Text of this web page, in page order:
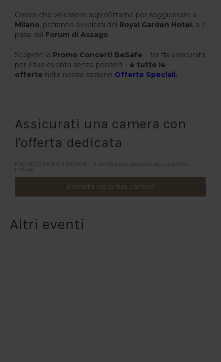
Coloro che volessero approfittarne per soggiornare a
Milano, potranno avvalersi del Royal Garden Hotel , a 2
passi dal Forum di Assago.
Scoprite la Promo Concerti BeSafe – tariffa assicurata
per il tuo evento senza pensieri – e tutte le
offerte nella nostra sezione Offerte Speciali.
Assicurati una camera con
l'offerta dedicata
PROMO CONCERTI BESAFE - la tariffa prepagata con assicurazione
inclusa
Prenota ora la tua camera
Altri eventi